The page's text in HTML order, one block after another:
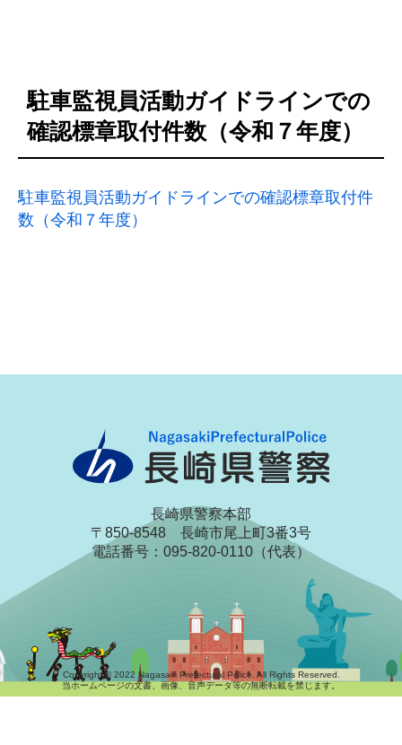
駐車監視員活動ガイドラインでの
確認標章取付件数（令和７年度）
駐車監視員活動ガイドラインでの確認標章取付件
数（令和７年度）
長崎県警察本部
〒850-8548 長崎市尾上町3番3号
電話番号：095-820-0110（代表）
Copyright © 2022 Nagasaki Prefectural Police, All Rights Reserved.
当ホームページの文書、画像、音声データ等の無断転載を禁じます。